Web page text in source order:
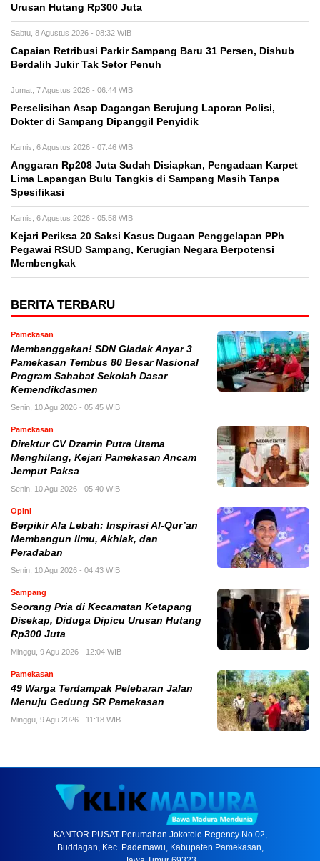
Urusan Hutang Rp300 Juta
Sabtu, 8 Agustus 2026 - 08:32 WIB
Capaian Retribusi Parkir Sampang Baru 31 Persen, Dishub
Berdalih Jukir Tak Setor Penuh
Jumat, 7 Agustus 2026 - 06:44 WIB
Perselisihan Asap Dagangan Berujung Laporan Polisi,
Dokter di Sampang Dipanggil Penyidik
Kamis, 6 Agustus 2026 - 07:46 WIB
Anggaran Rp208 Juta Sudah Disiapkan, Pengadaan Karpet
Lima Lapangan Bulu Tangkis di Sampang Masih Tanpa
Spesifikasi
Kamis, 6 Agustus 2026 - 05:58 WIB
Kejari Periksa 20 Saksi Kasus Dugaan Penggelapan PPh
Pegawai RSUD Sampang, Kerugian Negara Berpotensi
Membengkak
BERITA TERBARU
Pamekasan
Membanggakan! SDN Gladak Anyar 3
Pamekasan Tembus 80 Besar Nasional
Program Sahabat Sekolah Dasar
Kemendikdasmen
Senin, 10 Agu 2026 - 05:45 WIB
Pamekasan
Direktur CV Dzarrin Putra Utama
Menghilang, Kejari Pamekasan Ancam
Jemput Paksa
Senin, 10 Agu 2026 - 05:40 WIB
Opini
Berpikir Ala Lebah: Inspirasi Al-Qur’an
Membangun Ilmu, Akhlak, dan
Peradaban
Senin, 10 Agu 2026 - 04:43 WIB
Sampang
Seorang Pria di Kecamatan Ketapang
Disekap, Diduga Dipicu Urusan Hutang
Rp300 Juta
Minggu, 9 Agu 2026 - 12:04 WIB
Pamekasan
49 Warga Terdampak Pelebaran Jalan
Menuju Gedung SR Pamekasan
Minggu, 9 Agu 2026 - 11:18 WIB
KANTOR PUSAT Perumahan Jokotole Regency No.02,
Buddagan, Kec. Pademawu, Kabupaten Pamekasan,